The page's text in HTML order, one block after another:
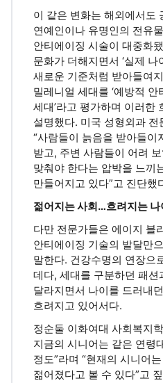
이 같은 변화는 해외에서도
연예인이나 유명인의 전유
안티에이징 시술이 대중화
문화가 더해지면서 ‘실제
새로운 기준처럼 받아들여
밀레니얼 세대를 ‘예방적
세대’라고 평가하며 이러한
설명했다. 미국 성형외과
“사람들이 늙음을 받아들이
받고, 주변 사람들이 어려
맞춰야 한다는 압박을 느끼
만들어지고 있다”고 진단했
젊어지는 사회…흐려지는 나
다만 전문가들은 에이지 블
안티에이징 기술의 발달만
말한다. 건강수명의 연장으
데다, 세대를 구분하던 패션
달라지면서 나이를 드러내
흐려지고 있어서다.
정순둘 이화여대 사회복지
지금의 시니어는 같은 연령
정도”라며 “현재의 시니어
젊어졌다고 볼 수 있다”고